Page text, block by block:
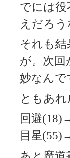
でには役
えだろう
それも
が。次
妙なんで
ともあれ
回避
目星